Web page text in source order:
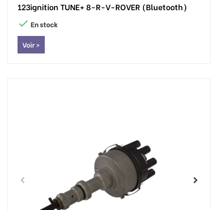
123ignition TUNE+ 8-R-V-ROVER (Bluetooth)
 En stock
Voir >